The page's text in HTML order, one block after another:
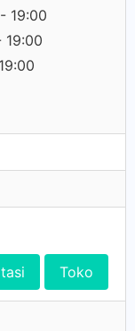
19:00
19:00
Toko